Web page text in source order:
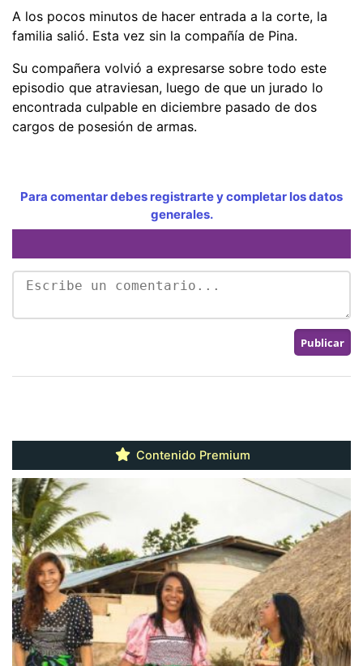
A los pocos minutos de hacer entrada a la corte, la
familia salió. Esta vez sin la compañía de Pina.
Su compañera volvió a expresarse sobre todo este
episodio que atraviesan, luego de que un jurado lo
encontrada culpable en diciembre pasado de dos
cargos de posesión de armas.
Para comentar debes registrarte y completar los datos
generales.
Contenido Premium